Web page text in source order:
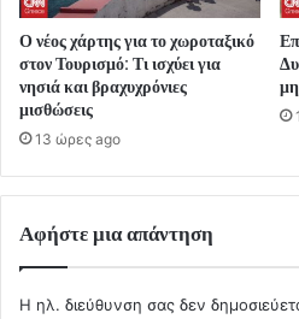
Ο νέος χάρτης για το χωροταξικό
στον Τουρισμό: Τι ισχύει για
νησιά και βραχυχρόνιες
μισθώσεις
13 ώρες ago
Αφήστε μια απάντηση
Η ηλ. διεύθυνση σας δεν